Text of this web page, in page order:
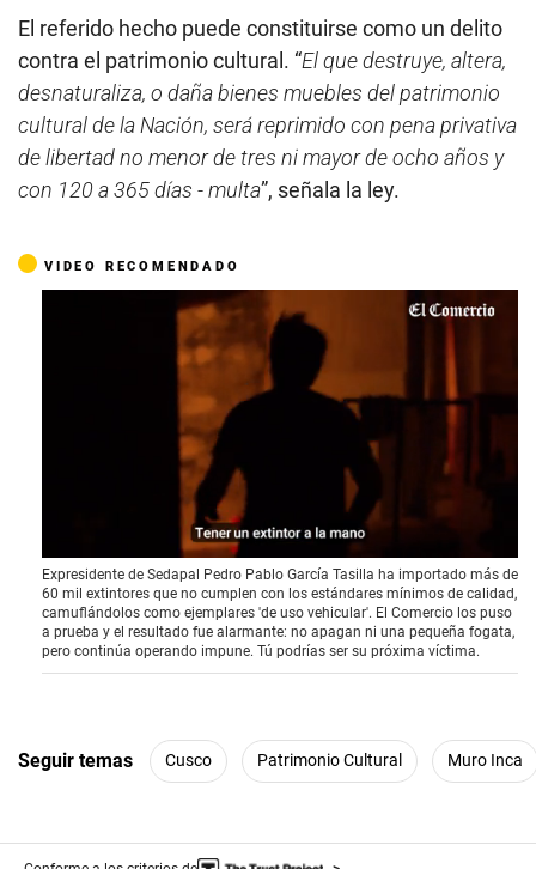
El referido hecho puede constituirse como un delito
contra el patrimonio cultural. “El que destruye, altera,
desnaturaliza, o daña bienes muebles del patrimonio
cultural de la Nación, será reprimido con pena privativa
de libertad no menor de tres ni mayor de ocho años y
con 120 a 365 días - multa”, señala la ley.
VIDEO RECOMENDADO
0
o
f
1
2
m
i
e
s
Expresidente de Sedapal Pedro Pablo García Tasilla ha importado más de
60 mil extintores que no cumplen con los estándares mínimos de calidad,
camuflándolos como ejemplares 'de uso vehicular'. El Comercio los puso
a prueba y el resultado fue alarmante: no apagan ni una pequeña fogata,
pero continúa operando impune. Tú podrías ser su próxima víctima.
Seguir temas Cusco Patrimonio Cultural Muro Inca